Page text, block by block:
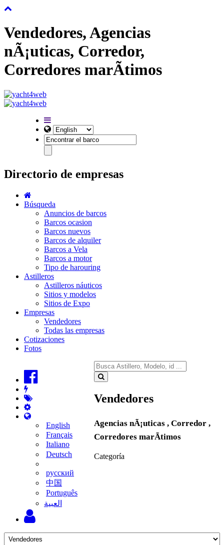
Vendedores, Agencias
nÃ¡uticas, Corredor,
Corredores marÃ­timos
Directorio de empresas
Búsqueda
Anuncios de barcos
Barcos ocasion
Barcos nuevos
Barcos de alquiler
Barcos a Vela
Barcos a motor
Tipo de harouring
Astilleros
Astilleros náuticos
Sitios y modelos
Sitios de Expo
Empresas
Vendedores
Todas las empresas
Cotizaciones
Fotos
English
Français
Italiano
Deutsch
русский
中国
Português
‫العبية
Vendedores
Agencias nÃ¡uticas , Corredor ,
Corredores marÃ­timos
Categoría